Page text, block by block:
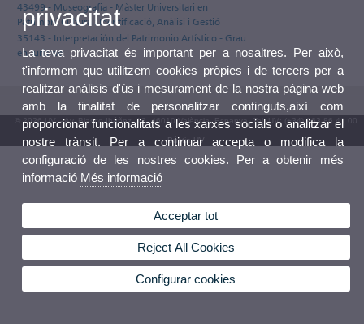
43499 - Museografia - Màster Universitari en
Patrimoni Cultural: Identificació, Anàlisi i Gestió
35143 - Interpretación del Patrimonio Artístico - Grau
en Turisme
© 2026 UV. - Av. Blasco Ibáñez, 13. 46010 València. Espanya. Tel. UV: (+34) 963 86 41 00
Bústia UV
privacitat
La teva privacitat és important per a nosaltres. Per això,
t'informem que utilitzem cookies pròpies i de tercers per a
realitzar anàlisis d'ús i mesurament de la nostra pàgina web
amb la finalitat de personalitzar continguts,així com
proporcionar funcionalitats a les xarxes socials o analitzar el
nostre trànsit. Per a continuar accepta o modifica la
configuració de les nostres cookies. Per a obtenir més
informació Més informació
Acceptar tot
Reject All Cookies
Configurar cookies